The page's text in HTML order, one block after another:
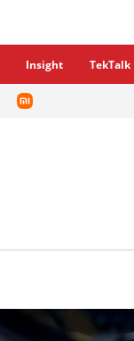
Insight TekTalk